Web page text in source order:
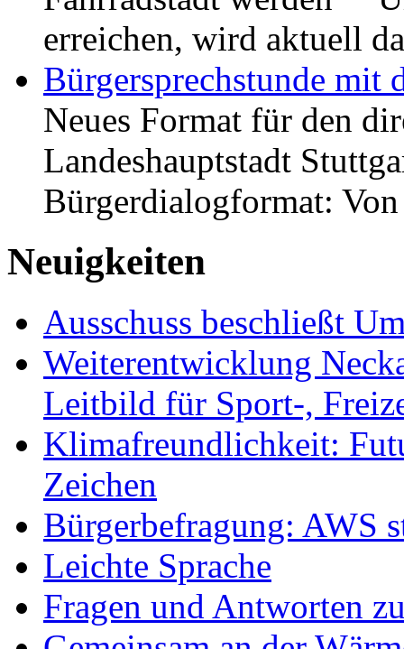
erreichen, wird aktuell
Bürgersprechstunde mit
Neues Format für den
Landeshauptstadt
Bürgerdialogformat:
Neuigkeiten
Ausschuss beschließt
Weiterentwicklung
Leitbild für Sport-,
Klimafreundlichkeit:
Zeichen
Bürgerbefragung: AWS
Leichte Sprache
Fragen und Antworten